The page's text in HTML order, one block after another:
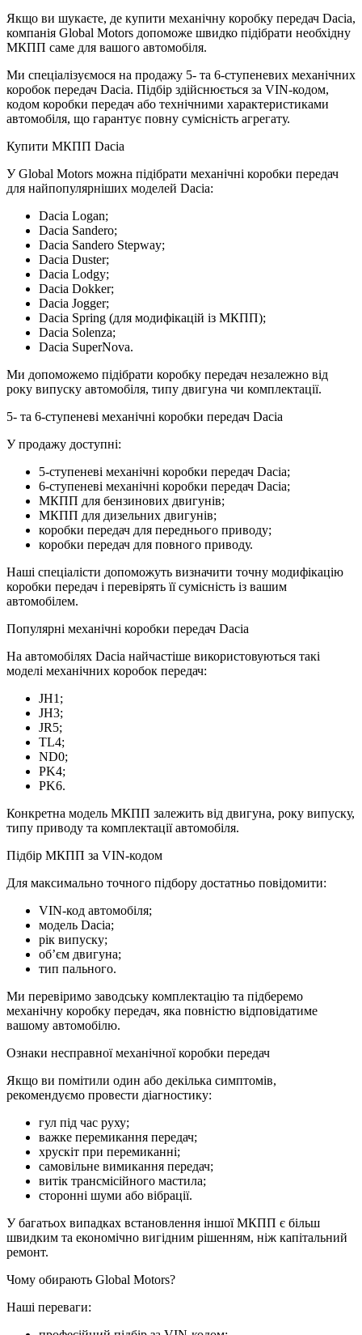
Якщо ви шукаєте, де купити механічну коробку передач Dacia,
компанія Global Motors допоможе швидко підібрати необхідну
МКПП саме для вашого автомобіля.
Ми спеціалізуємося на продажу 5- та 6-ступеневих механічних
коробок передач Dacia. Підбір здійснюється за VIN-кодом,
кодом коробки передач або технічними характеристиками
автомобіля, що гарантує повну сумісність агрегату.
Купити МКПП Dacia
У Global Motors можна підібрати механічні коробки передач
для найпопулярніших моделей Dacia:
Dacia Logan;
Dacia Sandero;
Dacia Sandero Stepway;
Dacia Duster;
Dacia Lodgy;
Dacia Dokker;
Dacia Jogger;
Dacia Spring (для модифікацій із МКПП);
Dacia Solenza;
Dacia SuperNova.
Ми допоможемо підібрати коробку передач незалежно від
року випуску автомобіля, типу двигуна чи комплектації.
5- та 6-ступеневі механічні коробки передач Dacia
У продажу доступні:
5-ступеневі механічні коробки передач Dacia;
6-ступеневі механічні коробки передач Dacia;
МКПП для бензинових двигунів;
МКПП для дизельних двигунів;
коробки передач для переднього приводу;
коробки передач для повного приводу.
Наші спеціалісти допоможуть визначити точну модифікацію
коробки передач і перевірять її сумісність із вашим
автомобілем.
Популярні механічні коробки передач Dacia
На автомобілях Dacia найчастіше використовуються такі
моделі механічних коробок передач:
JH1;
JH3;
JR5;
TL4;
ND0;
PK4;
PK6.
Конкретна модель МКПП залежить від двигуна, року випуску,
типу приводу та комплектації автомобіля.
Підбір МКПП за VIN-кодом
Для максимально точного підбору достатньо повідомити:
VIN-код автомобіля;
модель Dacia;
рік випуску;
об’єм двигуна;
тип пального.
Ми перевіримо заводську комплектацію та підберемо
механічну коробку передач, яка повністю відповідатиме
вашому автомобілю.
Ознаки несправної механічної коробки передач
Якщо ви помітили один або декілька симптомів,
рекомендуємо провести діагностику:
гул під час руху;
важке перемикання передач;
хрускіт при перемиканні;
самовільне вимикання передач;
витік трансмісійного мастила;
сторонні шуми або вібрації.
У багатьох випадках встановлення іншої МКПП є більш
швидким та економічно вигідним рішенням, ніж капітальний
ремонт.
Чому обирають Global Motors?
Наші переваги: